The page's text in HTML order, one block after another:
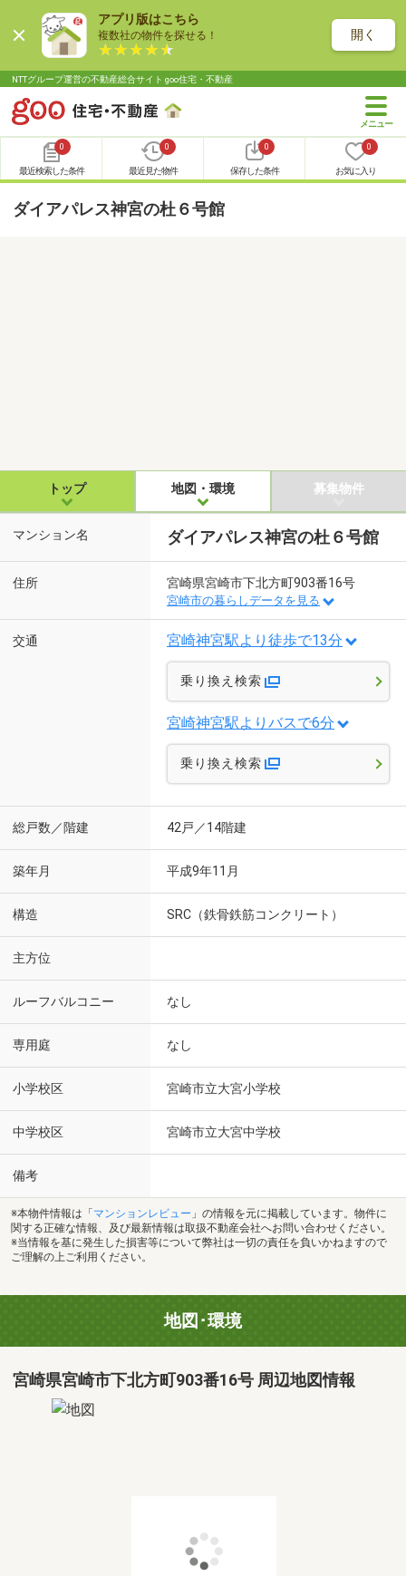
アプリ版はこちら
複数社の物件を探せる！ 開く
NTTグループ運営の不動産総合サイト goo住宅・不動産
0
最近検索した条件
0
最近見た物件
0
保存した条件
0
お気に入り
ダイアパレス神宮の杜６号館
トップ 地図・環境 募集物件
マンション名 ダイアパレス神宮の杜６号館
住所 宮崎県宮崎市下北方町903番16号
宮崎市の暮らしデータを見る
交通 宮崎神宮駅より徒歩で13分
乗り換え検索
宮崎神宮駅よりバスで6分
乗り換え検索
総戸数／階建 42戸／14階建
築年月 平成9年11月
構造 SRC（鉄骨鉄筋コンクリート）
主方位
ルーフバルコニー なし
専用庭 なし
小学校区 宮崎市立大宮小学校
中学校区 宮崎市立大宮中学校
備考
※本物件情報は「 マンションレビュー 」の情報を元に掲載しています。物件に
関する正確な情報、及び最新情報は取扱不動産会社へお問い合わせください。
※当情報を基に発生した損害等について弊社は一切の責任を負いかねますので
ご理解の上ご利用ください。
地図･環境
宮崎県宮崎市下北方町903番16号 周辺地図情報